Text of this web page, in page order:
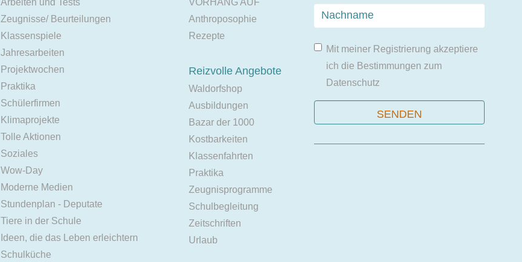
Arbeiten und Tests
Zeugnisse/ Beurteilungen
Klassenspiele
Jahresarbeiten
Projektwochen
Praktika
Schülerfirmen
Klimaprojekte
Tolle Aktionen
Soziales
Wow-Day
Moderne Medien
Stundenplan - Deputate
Tiere in der Schule
Ideen, die das Leben erleichtern
Schulküche
VORHANG AUF
Anthroposophie
Rezepte
Reizvolle Angebote
Waldorfshop
Ausbildungen
Bazar der 1000
Kostbarkeiten
Klassenfahrten
Praktika
Zeugnisprogramme
Schulbegleitung
Zeitschriften
Urlaub
Mit meiner Registrierung akzeptiere
ich die Bestimmungen zum
Datenschutz